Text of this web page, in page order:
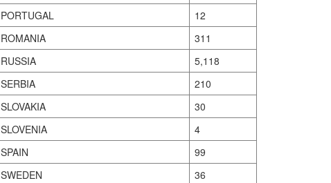
PORTUGAL
12
ROMANIA
311
RUSSIA
5,118
SERBIA
210
SLOVAKIA
30
SLOVENIA
4
SPAIN
99
SWEDEN
36